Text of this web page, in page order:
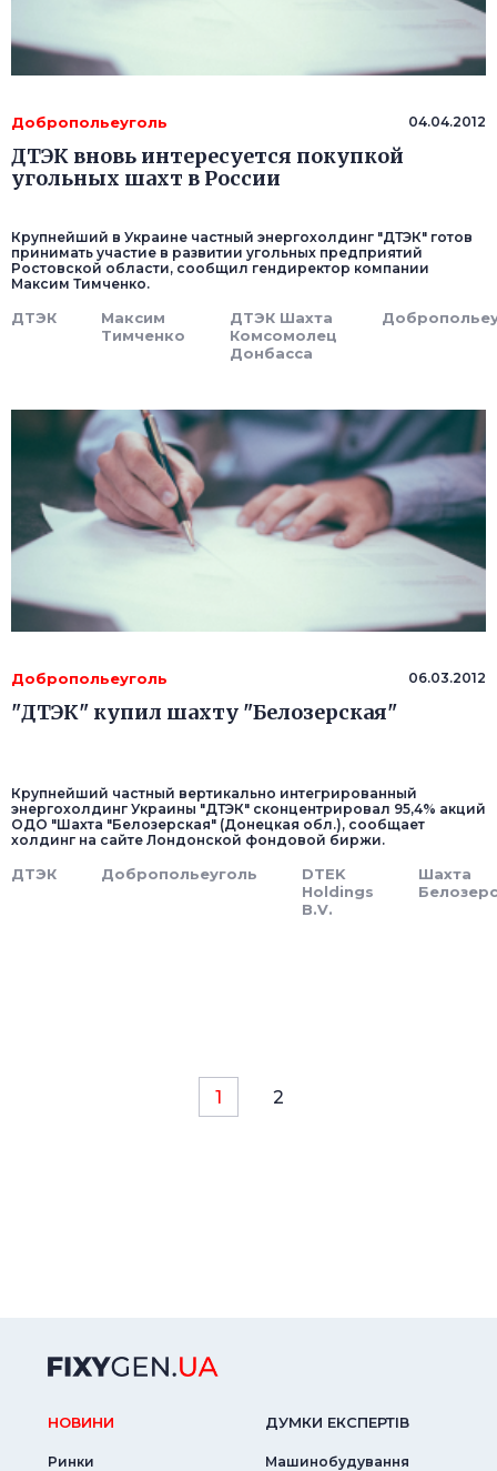
Добропольеуголь 04.04.2012
ДТЭК вновь интересуется покупкой
угольных шахт в России
Крупнейший в Украине частный энергохолдинг "ДТЭК" готов
принимать участие в развитии угольных предприятий
Ростовской области, сообщил гендиректор компании
Максим Тимченко.
ДТЭК
Максим
Тимченко
ДТЭК Шахта
Комсомолец
Донбасса
Добропольеуголь 06.03.2012
"ДТЭК" купил шахту "Белозерская"
Крупнейший частный вертикально интегрированный
энергохолдинг Украины "ДТЭК" сконцентрировал 95,4% акций
ОДО "Шахта "Белозерская" (Донецкая обл.), сообщает
холдинг на сайте Лондонской фондовой биржи.
ДТЭК Добропольеуголь
DTEK
Holdings
B.V.
Шахта
1 2
НОВИНИ
Ринки
ДУМКИ ЕКСПЕРТIВ
Машинобудування